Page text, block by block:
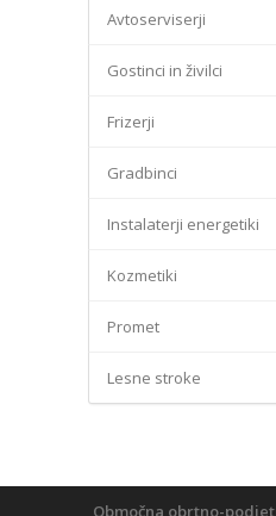
Avtoserviserji
Gostinci in živilci
Frizerji
Gradbinci
Instalaterji energetiki
Kozmetiki
Promet
Lesne stroke
Območna obrtno-